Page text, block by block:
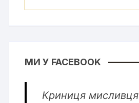
МИ У FACEBOOK
Криниця мисливця